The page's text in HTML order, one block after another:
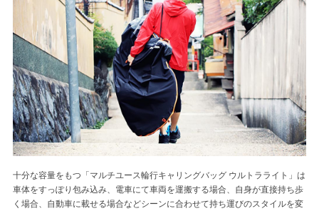
十分な容量をもつ「マルチユース輪行キャリングバッグ ウルトラライト」は
車体をすっぽり包み込み、電車にて車両を運搬する場合、自身が直接持ち歩
く場合、自動車に載せる場合などシーンに合わせて持ち運びのスタイルを変